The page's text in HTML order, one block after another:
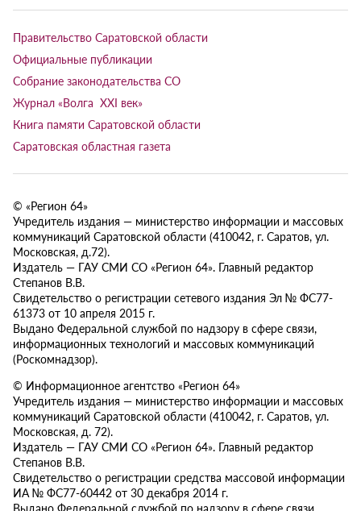
Правительство Саратовской области
Официальные публикации
Собрание законодательства СО
Журнал «Волга XXI век»
Книга памяти Саратовской области
Саратовская областная газета
© «Регион 64»
Учредитель издания — министерство информации и массовых
коммуникаций Саратовской области (410042, г. Саратов, ул.
Московская, д.72).
Издатель — ГАУ СМИ СО «Регион 64». Главный редактор
Степанов В.В.
Свидетельство о регистрации сетевого издания Эл № ФС77-
61373 от 10 апреля 2015 г.
Выдано Федеральной службой по надзору в сфере связи,
информационных технологий и массовых коммуникаций
(Роскомнадзор).
© Информационное агентство «Регион 64»
Учредитель издания — министерство информации и массовых
коммуникаций Саратовской области (410042, г. Саратов, ул.
Московская, д. 72).
Издатель — ГАУ СМИ СО «Регион 64». Главный редактор
Степанов В.В.
Свидетельство о регистрации средства массовой информации
ИА № ФС77-60442 от 30 декабря 2014 г.
Выдано Федеральной службой по надзору в сфере связи,